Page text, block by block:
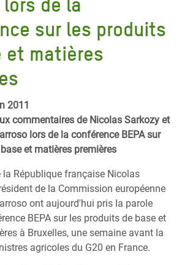
sur les produits
et matières
2011
commentaires de Nicolas Sarkozy et
lors de la conférence BEPA sur
et matières premières
la République française Nicolas
de la Commission européenne
ont aujourd'hui pris la parole
BEPA sur les produits de base et
à Bruxelles, une semaine avant la
agricoles du G20 en France.